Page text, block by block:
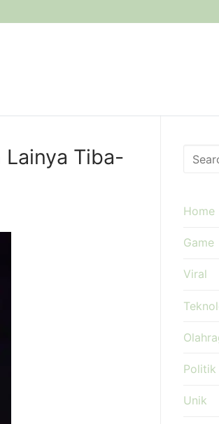
Lainya Tiba-
Cari:
Home
Game
Viral
Politik
Unik